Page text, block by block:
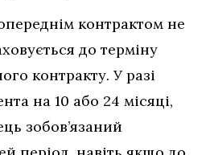
контрактом не
до терміну
контракту. У разі
на 10 або 24 місяці,
зобов’язаний